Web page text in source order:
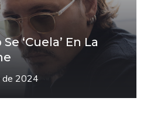
‘cuela’ En La
de 2024